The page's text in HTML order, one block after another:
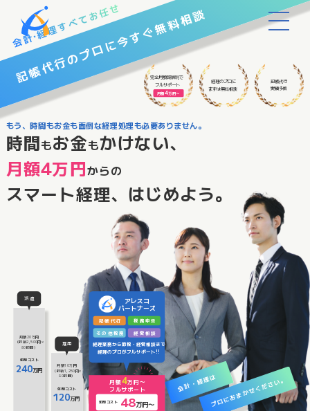
記帳代行
のプロに今すぐ無料相談
会計・経理は
プロにおまかせください。
240万円
年間コスト
月額20万円
（時給2,500円×
80時間）
120万円
年間コスト
月額10万円
（時給1,250円×
80時間）
48万円〜
年間コスト
月額4万円〜
フルサポート
アレスコ
パートナーズ
記帳代行
税務申告
その 他税務 経営相談
派遣
雇用 経理業務から節税・経営相談まで
経理のプロがフルサポート!!
完全月額報酬制で
フルサポート 記帳代行
実績多数
経理のプロに
まずは無料相談
月額4万円〜
もう、時間もお金も面倒な経理処理も必要ありません。
時間もお金もかけない、
月額4万円からの
スマート経理、はじめよう。